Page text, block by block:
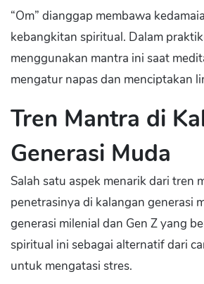
“Om” dianggap membawa
kebangkitan spiritual. Dalam
menggunakan mantra ini saat
mengatur napas dan menciptakan
Tren Mantra di
Generasi Muda
Salah satu aspek menarik dari tren
penetrasinya di kalangan generasi
generasi milenial dan Gen Z yang
spiritual ini sebagai alternatif dari
untuk mengatasi stres.